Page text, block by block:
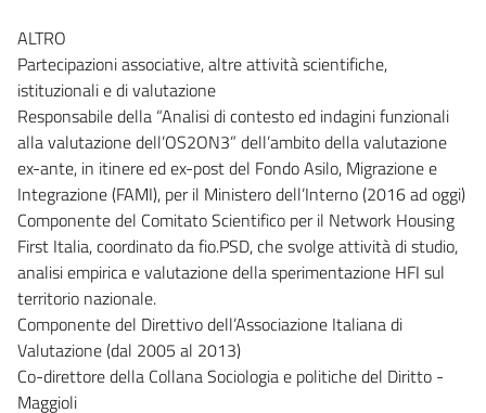
ALTRO
Partecipazioni associative, altre attività scientifiche,
istituzionali e di valutazione
Responsabile della “Analisi di contesto ed indagini funzionali
alla valutazione dell’OS2ON3” dell’ambito della valutazione
ex-ante, in itinere ed ex-post del Fondo Asilo, Migrazione e
Integrazione (FAMI), per il Ministero dell’Interno (2016 ad oggi)
Componente del Comitato Scientifico per il Network Housing
First Italia, coordinato da fio.PSD, che svolge attività di studio,
analisi empirica e valutazione della sperimentazione HFI sul
territorio nazionale.
Componente del Direttivo dell’Associazione Italiana di
Valutazione (dal 2005 al 2013)
Co-direttore della Collana Sociologia e politiche del Diritto -
Maggioli